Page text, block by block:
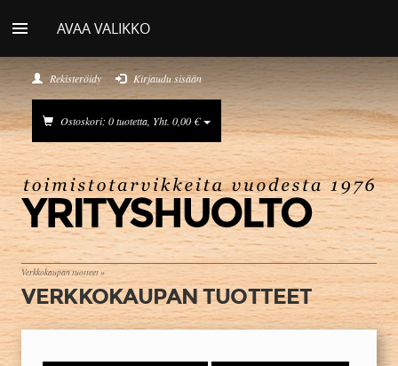
AVAA VALIKKO
Rekisteröidy Kirjaudu sisään
Ostoskori: 0 tuotetta, Yht. 0,00 €
Verkkokaupan tuotteet»
VERKKOKAUPAN TUOTTEET